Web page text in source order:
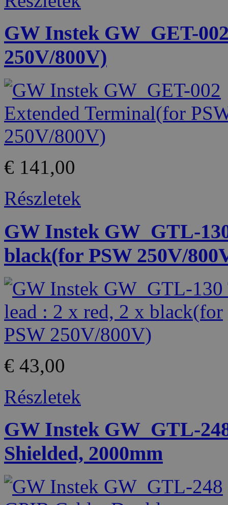
GW Instek GW_GET-
250V/800V)
€ 141,00
Részletek
GW Instek GW_GTL-
black(for PSW 250V/
€ 43,00
Részletek
GW Instek GW_GTL-
Shielded, 2000mm